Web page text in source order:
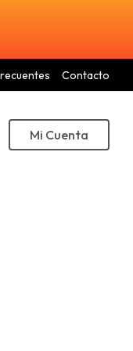
Contacto
Mi Cuenta